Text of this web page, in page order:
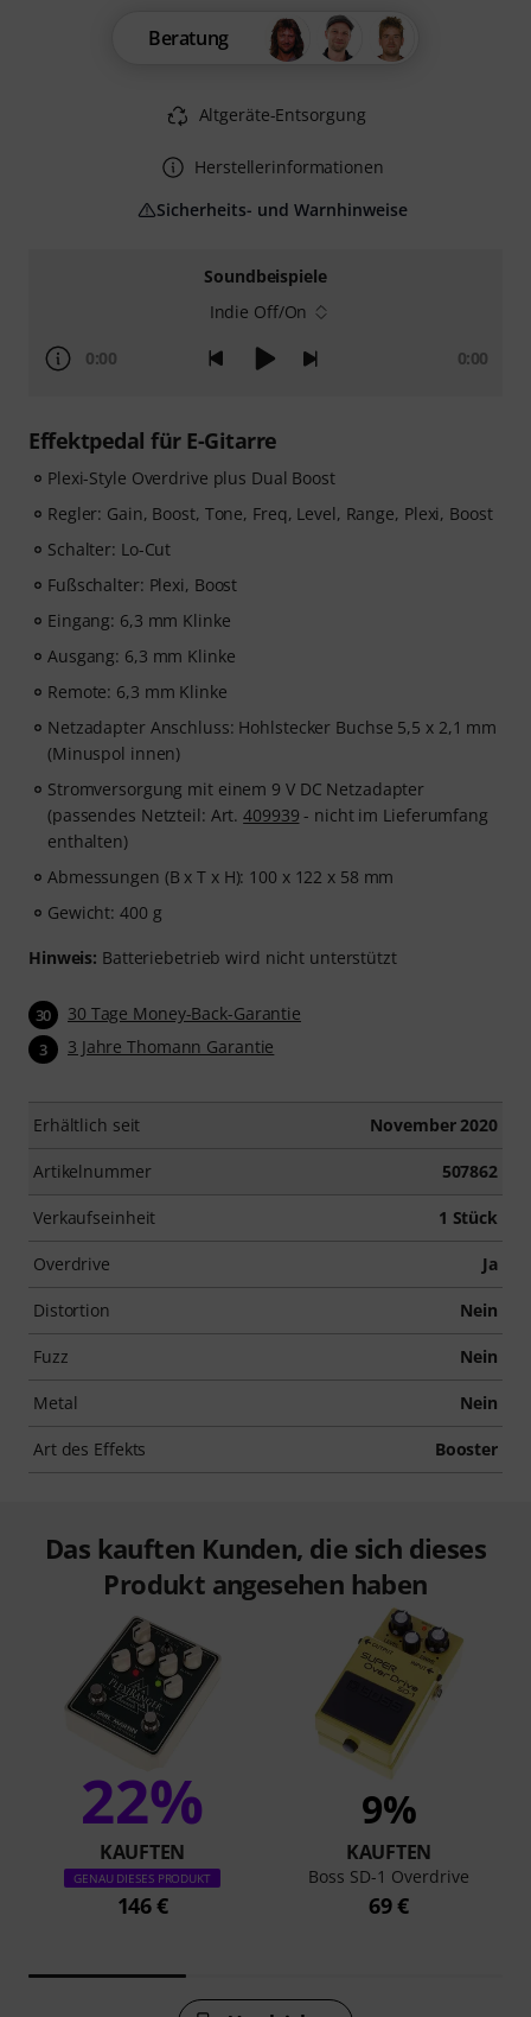
Soundbeispiele
Indie Off/On
0:00 0:00
Effektpedal für E-Gitarre
Plexi-Style Overdrive plus Dual Boost
Regler: Gain, Boost, Tone, Freq, Level, Range, Plexi, Boost
Schalter: Lo-Cut
Fußschalter: Plexi, Boost
Eingang: 6,3 mm Klinke
Ausgang: 6,3 mm Klinke
Remote: 6,3 mm Klinke
Netzadapter Anschluss: Hohlstecker Buchse 5,5 x 2,1 mm
(Minuspol innen)
Stromversorgung mit einem 9 V DC Netzadapter
(passendes Netzteil: Art.409939 - nicht im Lieferumfang
enthalten)
Abmessungen (B x T x H): 100 x 122 x 58 mm
Gewicht: 400 g
Hinweis: Batteriebetrieb wird nicht unterstützt
30 30 Tage Money-Back-Garantie
3 3 Jahre Thomann Garantie
Erhältlich seit November 2020
Artikelnummer 507862
Verkaufseinheit 1 Stück
Overdrive Ja
Distortion Nein
Fuzz Nein
Metal Nein
Art des Effekts Booster
Beratung
Altgeräte-Entsorgung
Herstellerinformationen
Sicherheits- und Warnhinweise
Das kauften Kunden, die sich dieses
Produkt angesehen haben
22%
KAUFTEN
GENAU DIESES PRODUKT
146 €
9%
KAUFTEN
Boss SD-1 Overdrive
69 €